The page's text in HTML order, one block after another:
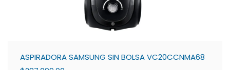
ASPIRADORA SAMSUNG SIN BOLSA VC20CCNMA68